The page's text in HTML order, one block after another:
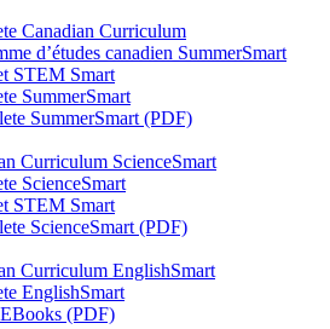
Canadian Curriculum
d’études canadien SummerSmart
STEM Smart
SummerSmart
SummerSmart (PDF)
Curriculum ScienceSmart
ScienceSmart
STEM Smart
ScienceSmart (PDF)
Curriculum EnglishSmart
EnglishSmart
(PDF)